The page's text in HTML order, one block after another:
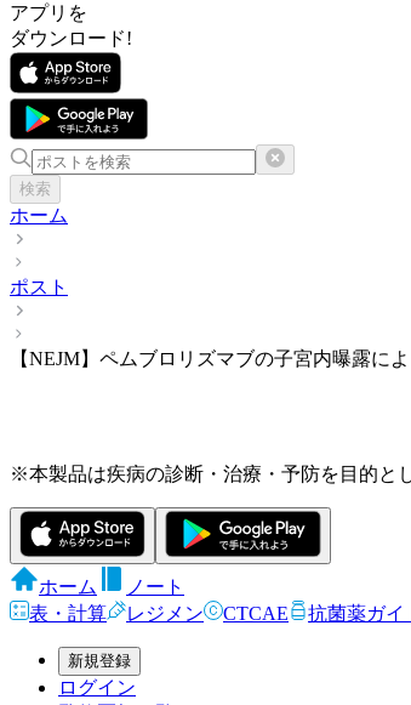
アプリを
ダウンロード!
検索
ホーム
ポスト
【NEJM】ペムブロリズマブの子宮内曝露に
※本製品は疾病の診断・治療・予防を目的と
ホーム
ノート
表・計算
レジメン CTCAE 抗菌薬ガイ
新規登録
ログイン